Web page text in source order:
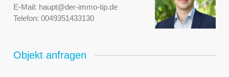
E-Mail: haupt@der-immo-tip.de
Telefon: 0049351433130
Objekt anfragen